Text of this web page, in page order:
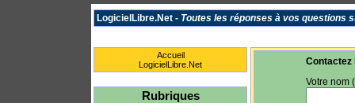
LogicielLibre.Net - Toutes les réponses à vos questions
Accueil
LogicielLibre.Net
Rubriques
Contactez
Votre nom